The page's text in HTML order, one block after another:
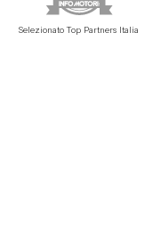
Selezionato Top Partners Italia